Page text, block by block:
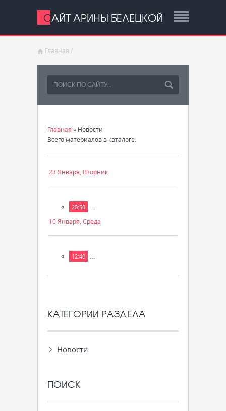
САЙТ АРИНЫ БЕЛЕЦКОЙ
Главная /
Главная » Новости
Всего материалов в каталоге:
23 Января, Вторник
20:50 ...
10 Января, Среда
12:40 ...
КАТЕГОРИИ РАЗДЕЛА
Новости
ПОИСК